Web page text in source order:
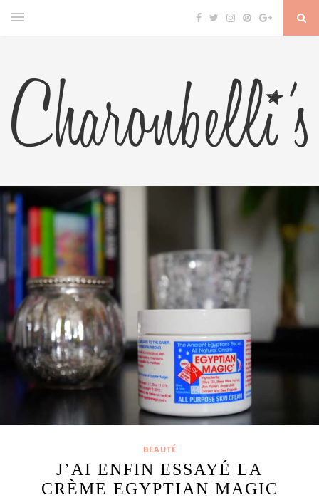
BEAUTÉ
J’AI ENFIN ESSAYÉ LA
CRÈME EGYPTIAN MAGIC